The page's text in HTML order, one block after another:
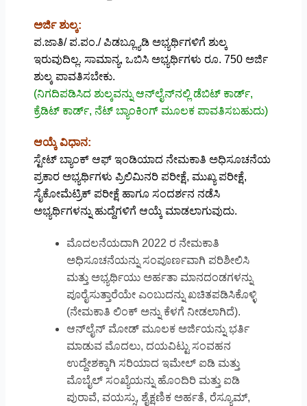
ಅರ್ಜಿ ಶುಲ್ಕ:
ಪ.ಜಾತಿ/ ಪ.ಪಂ./ ಪಿಡಬ್ಲ್ಯೂಡಿ ಅಭ್ಯರ್ಥಿಗಳಿಗೆ ಶುಲ್ಕ
ಇರುವುದಿಲ್ಲ. ಸಾಮಾನ್ಯ, ಒಬಿಸಿ ಅಭ್ಯರ್ಥಿಗಳು ರೂ. 750 ಅರ್ಜಿ
ಶುಲ್ಕ ಪಾವತಿಸಬೇಕು.
(ನಿಗದಿಪಡಿಸಿದ ಶುಲ್ಕವನ್ನು ಆನ್‌ಲೈನ್‌ನಲ್ಲಿ ಡೆಬಿಟ್ ಕಾರ್ಡ್,
ಕ್ರೆಡಿಟ್ ಕಾರ್ಡ್, ನೆಟ್ ಬ್ಯಾಂಕಿಂಗ್ ಮೂಲಕ ಪಾವತಿಸಬಹುದು)
ಆಯ್ಕೆ ವಿಧಾನ:
ಸ್ಟೇಟ್ ಬ್ಯಾಂಕ್ ಆಫ್ ಇಂಡಿಯಾದ ನೇಮಕಾತಿ ಅಧಿಸೂಚನೆಯ
ಪ್ರಕಾರ ಅಭ್ಯರ್ಥಿಗಳು ಪ್ರಿಲಿಮಿನರಿ ಪರೀಕ್ಷೆ, ಮುಖ್ಯ ಪರೀಕ್ಷೆ,
ಸೈಕೋಮೆಟ್ರಿಕ್ ಪರೀಕ್ಷೆ ಹಾಗೂ ಸಂದರ್ಶನ ನಡೆಸಿ
ಅಭ್ಯರ್ಥಿಗಳನ್ನು ಹುದ್ದೆಗಳಿಗೆ ಆಯ್ಕೆ ಮಾಡಲಾಗುವುದು.
ಮೊದಲನೆಯದಾಗಿ 2022 ರ ನೇಮಕಾತಿ
ಅಧಿಸೂಚನೆಯನ್ನು ಸಂಪೂರ್ಣವಾಗಿ ಪರಿಶೀಲಿಸಿ
ಮತ್ತು ಅಭ್ಯರ್ಥಿಯು ಅರ್ಹತಾ ಮಾನದಂಡಗಳನ್ನು
ಪೂರೈಸುತ್ತಾರೆಯೇ ಎಂಬುದನ್ನು ಖಚಿತಪಡಿಸಿಕೊಳ್ಳಿ
(ನೇಮಕಾತಿ ಲಿಂಕ್ ಅನ್ನು ಕೆಳಗೆ ನೀಡಲಾಗಿದೆ).
ಆನ್‌ಲೈನ್ ಮೋಡ್ ಮೂಲಕ ಅರ್ಜಿಯನ್ನು ಭರ್ತಿ
ಮಾಡುವ ಮೊದಲು, ದಯವಿಟ್ಟು ಸಂವಹನ
ಉದ್ದೇಶಕ್ಕಾಗಿ ಸರಿಯಾದ ಇಮೇಲ್ ಐಡಿ ಮತ್ತು
ಮೊಬೈಲ್ ಸಂಖ್ಯೆಯನ್ನು ಹೊಂದಿರಿ ಮತ್ತು ಐಡಿ
ಪುರಾವೆ, ವಯಸ್ಸು, ಶೈಕ್ಷಣಿಕ ಅರ್ಹತೆ, ರೆಸ್ಯೂಮ್,